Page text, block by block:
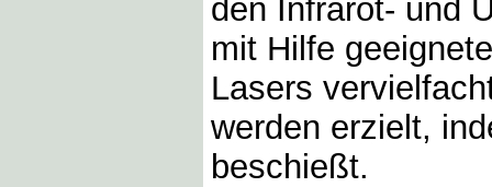
den Infrarot- und
mit Hilfe
Lasers
werden erzielt,
beschießt.